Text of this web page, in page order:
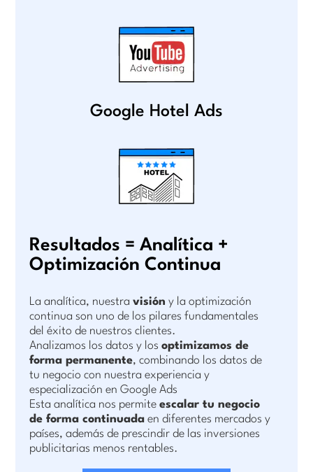
Google Hotel Ads
Resultados = Analítica +
Optimización Continua
La analítica, nuestravisión y la optimización
continua son uno de los pilares fundamentales
del éxito de nuestros clientes.
Analizamos los datos y losoptimizamos de
forma permanente, combinando los datos de
tu negocio con nuestra experiencia y
especialización en Google Ads
Esta analítica nos permiteescalar tu negocio
de forma continuada en diferentes mercados y
países, además de prescindir de las inversiones
publicitarias menos rentables.